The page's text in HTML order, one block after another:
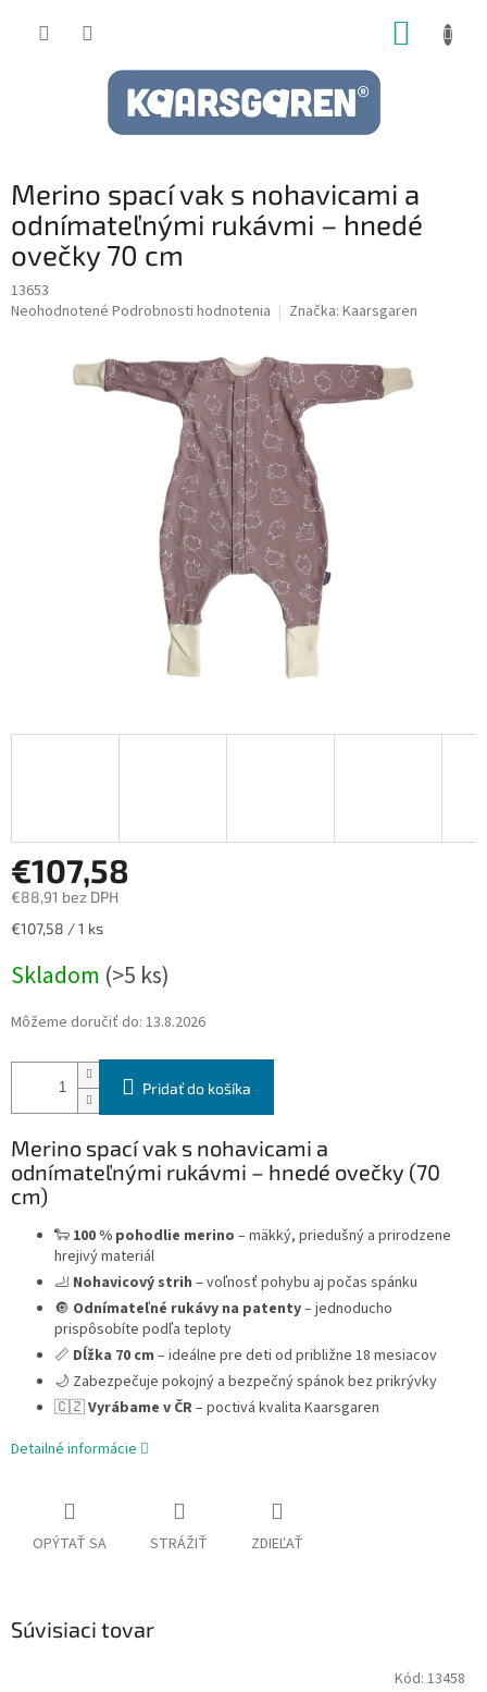
Merino spací vak s nohavicami a
odnímateľnými rukávmi – hnedé
ovečky 70 cm
13653
Priemerné
Neohodnotené Podrobnosti hodnotenia Značka: Kaarsgaren
€107,58
€88,91 bez DPH
Jednotková
€107,58 / 1 ks
Skladom (>5 ks)
Môžeme doručiť do: 13.8.2026
Pridať do košíka
Merino spací vak s nohavicami a
odnímateľnými rukávmi – hnedé ovečky (70
cm)
🐑 100 % pohodlie merino – mäkký, priedušný a prirodzene
hrejivý materiál
🦶 Nohavicový strih – voľnosť pohybu aj počas spánku
🔘 Odnímateľné rukávy na patenty– jednoducho
prispôsobíte podľa teploty
📏 Dĺžka 70 cm – ideálne pre deti od približne 18 mesiacov
🌙 Zabezpečuje pokojný a bezpečný spánok bez prikrývky
🇨🇿Vyrábame v ČR– poctivá kvalita Kaarsgaren
Detailné informácie
OPÝTAŤ SA STRÁŽIŤ ZDIEĽAŤ
Súvisiaci tovar
Kód: 13458